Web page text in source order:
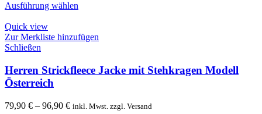
Ausführung wählen
Quick view
Zur Merkliste hinzufügen
Schließen
Herren Strickfleece Jacke mit Stehkragen Modell
Österreich
79,90 € – 96,90 € inkl. Mwst. zzgl. Versand